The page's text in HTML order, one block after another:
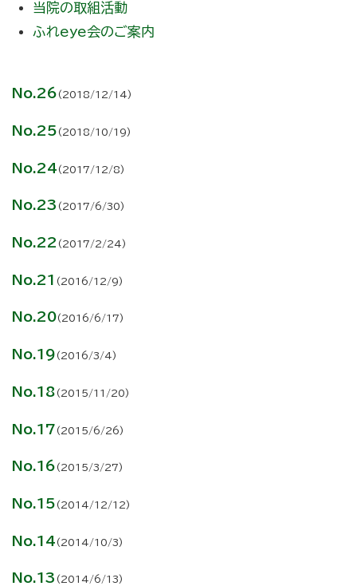
当院の取組活動
ふれeye会のご案内
No.26(2018/12/14)
No.25(2018/10/19)
No.24(2017/12/8)
No.23 (2017/6/30)
No.22 (2017/2/24)
No.21 (2016/12/9)
No.20(2016/6/17)
No.19(2016/3/4)
No.18(2015/11/20)
No.17(2015/6/26)
No.16(2015/3/27)
No.15(2014/12/12)
No.14(2014/10/3)
No.13 (2014/6/13)